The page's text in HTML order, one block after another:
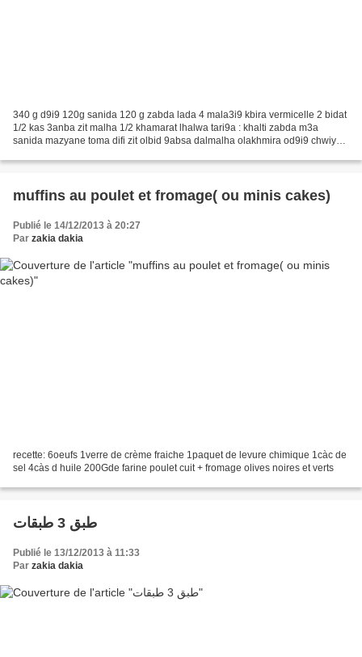
340 g d9i9 120g sanida 120 g zabda lada 4 mala3i9 kbira vermicelle 2 bidat
1/2 kas 3anba zit malha 1/2 khamarat lhalwa tari9a : khalti zabda m3a
sanida mazyane toma difi zit olbid 9absa dalmalha olakhmira od9i9 chwiya
muffins au poulet et fromage( ou minis cakes)
Publié le 14/12/2013 à 20:27
Par zakia dakia
recette: 6oeufs 1verre de crème fraiche 1paquet de levure chimique 1càc de
sel 4càs d huile 200Gde farine poulet cuit + fromage olives noires et verts
طبق 3 طبقات
Publié le 13/12/2013 à 11:33
Par zakia dakia